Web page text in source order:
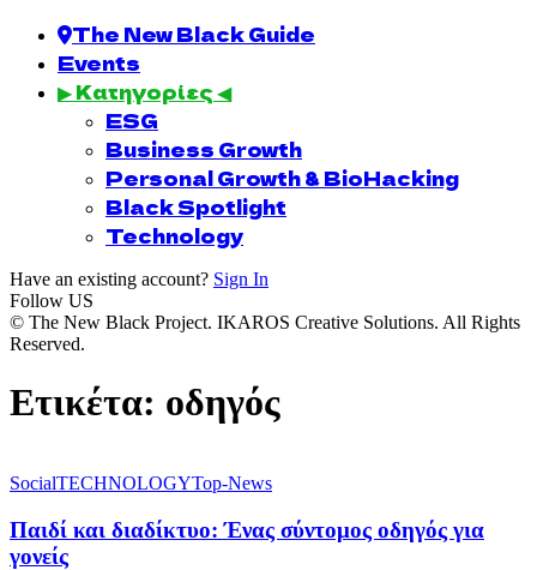
The New Black Guide
Events
▶ Κατηγορίες ◀
ESG
Business Growth
Personal Growth & BioHacking
Black Spotlight
Technology
Have an existing account? Sign In
Follow US
© The New Black Project. IKAROS Creative Solutions. All Rights
Reserved.
Ετικέτα: οδηγός
SocialTECHNOLOGYTop-News
Παιδί και διαδίκτυο: Ένας σύντομος οδηγός για
γονείς